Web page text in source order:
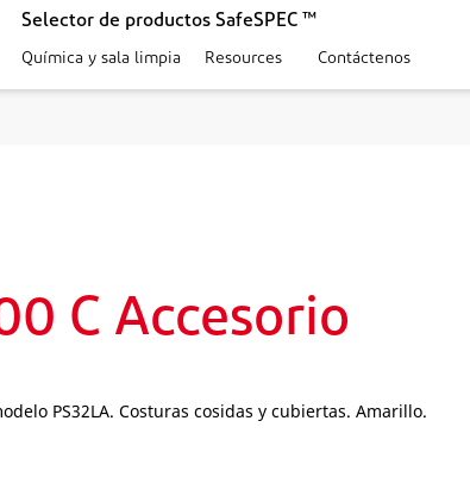
Selector de productos SafeSPEC ™
Química y sala limpia Resources Contáctenos
C Accesorio
PS32LA. Costuras cosidas y cubiertas. Amarillo.